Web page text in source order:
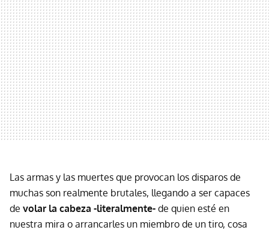
Las armas y las muertes que provocan los disparos de
muchas son realmente brutales, llegando a ser capaces
de volar la cabeza -literalmente- de quien esté en
nuestra mira o arrancarles un miembro de un tiro, cosa